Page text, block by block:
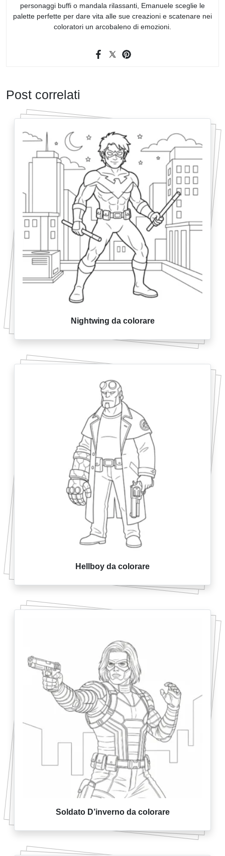
personaggi buffi o mandala rilassanti, Emanuele sceglie le
palette perfette per dare vita alle sue creazioni e scatenare nei
coloratori un arcobaleno di emozioni.
Post correlati
Nightwing da colorare
Hellboy da colorare
Soldato D’inverno da colorare